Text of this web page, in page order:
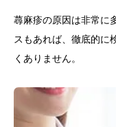
蕁麻疹の原因は非常に
スもあれば、徹底的に
くありません。